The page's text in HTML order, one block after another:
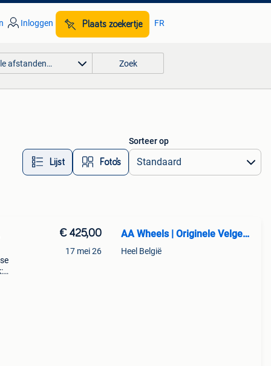
Inloggen Plaats zoekertje FR
afstanden… Zoek
Lijst Foto’s
Sorteer op
€ 425,00
17 mei 26
AA Wheels | Originele Velgen & Banden
Heel België